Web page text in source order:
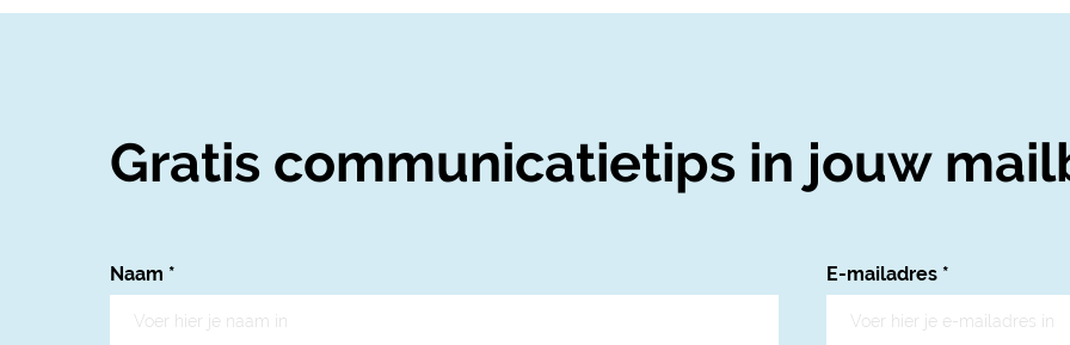
Gratis communicatietips in jouw
Naam * E-mailadres *